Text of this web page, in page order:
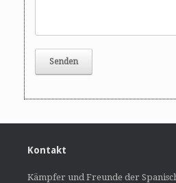
Kontakt
Kämpfer und Freunde der